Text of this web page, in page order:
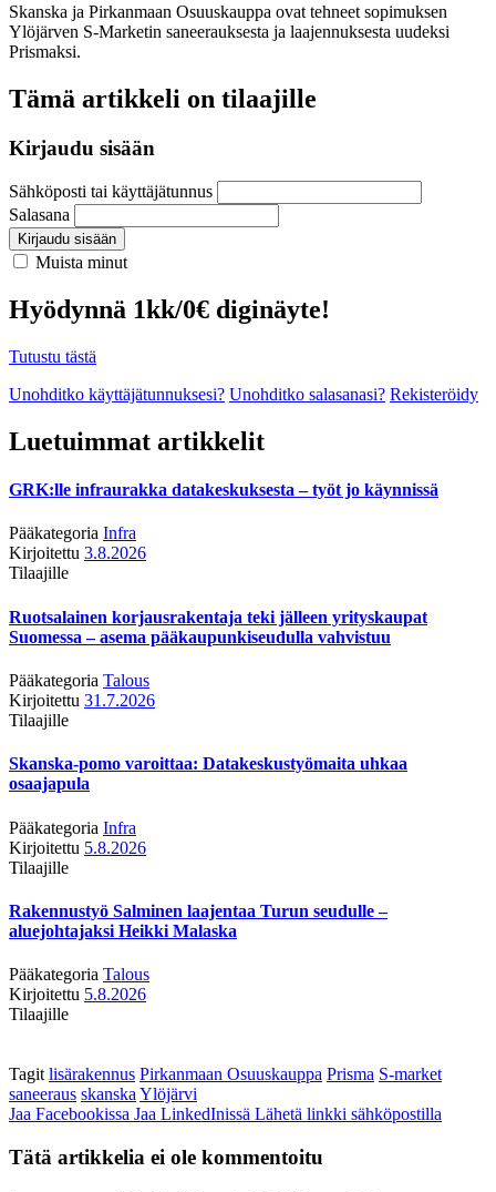
Skanska ja Pirkanmaan Osuuskauppa ovat tehneet sopimuksen
Ylöjärven S-Marketin saneerauksesta ja laajennuksesta uudeksi
Prismaksi.
Tämä artikkeli on tilaajille
Kirjaudu sisään
Sähköposti tai käyttäjätunnus
Salasana
Kirjaudu sisään
Muista minut
Hyödynnä 1kk/0€ diginäyte!
Tutustu tästä
Unohditko käyttäjätunnuksesi? Unohditko salasanasi? Rekisteröidy
Luetuimmat artikkelit
GRK:lle infraurakka datakeskuksesta – työt jo käynnissä
Pääkategoria Infra
Kirjoitettu 3.8.2026
Tilaajille
Ruotsalainen korjausrakentaja teki jälleen yrityskaupat
Suomessa – asema pääkaupunkiseudulla vahvistuu
Pääkategoria Talous
Kirjoitettu 31.7.2026
Tilaajille
Skanska-pomo varoittaa: Datakeskustyömaita uhkaa
osaajapula
Pääkategoria Infra
Kirjoitettu 5.8.2026
Tilaajille
Rakennustyö Salminen laajentaa Turun seudulle –
aluejohtajaksi Heikki Malaska
Pääkategoria Talous
Kirjoitettu 5.8.2026
Tilaajille
Tagit lisärakennus Pirkanmaan Osuuskauppa Prisma S-market
saneeraus skanska Ylöjärvi
Jaa Facebookissa Jaa LinkedInissä Lähetä linkki sähköpostilla
Tätä artikkelia ei ole kommentoitu